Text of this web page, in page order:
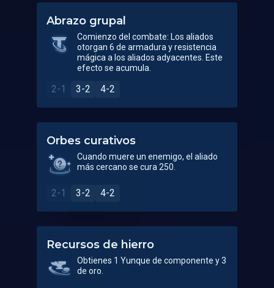
Abrazo grupal
Comienzo del combate: Los aliados
otorgan 6 de armadura y resistencia
mágica a los aliados adyacentes. Este
efecto se acumula.
2-1 3-2 4-2
Orbes curativos
Cuando muere un enemigo, el aliado
más cercano se cura 250.
2-1 3-2 4-2
Recursos de hierro
Obtienes 1 Yunque de componente y 3
de oro.